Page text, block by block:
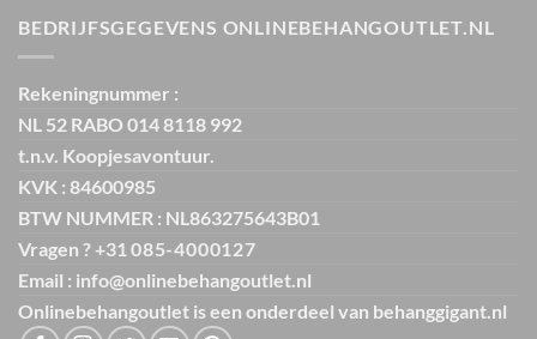
BEDRIJFSGEGEVENS ONLINEBEHANGOUTLET.NL
Rekeningnummer :
NL 52 RABO 014 8118 992
t.n.v. Koopjesavontuur.
KVK : 84600985
BTW NUMMER : NL863275643B01
Vragen ? +31 085-4000127
Email : info@onlinebehangoutlet.nl
Onlinebehangoutlet is een onderdeel van behanggigant.nl